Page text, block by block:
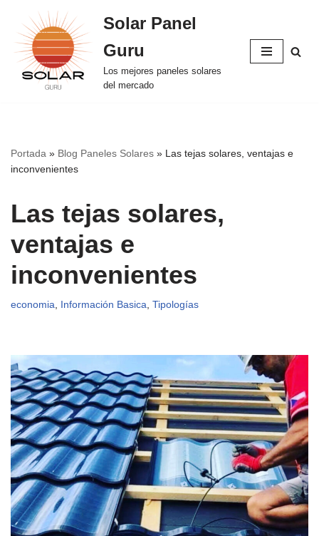
Saltar
al
contenido
Solar Panel
Guru
Los mejores paneles solares
del mercado
Portada » Blog Paneles Solares » Las tejas solares, ventajas e
inconvenientes
Las tejas solares,
ventajas e
inconvenientes
economia, Información Basica, Tipologías